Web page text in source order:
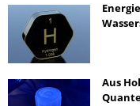
Aus